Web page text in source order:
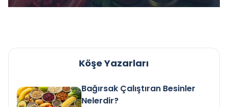
Köşe Yazarları
Bağırsak Çalıştıran Besinler
Nelerdir?